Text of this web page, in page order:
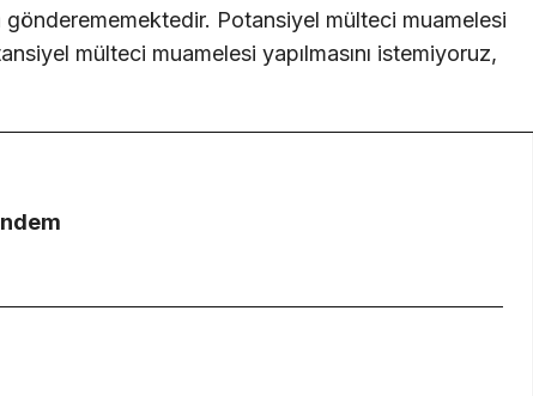
gönderememektedir. Potansiyel mülteci muamelesi
mülteci muamelesi yapılmasını istemiyoruz,